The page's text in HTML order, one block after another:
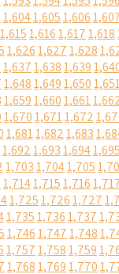
1,6041,6051,606
1,6151,6161,6171,618
1,6261,6271,628
1,6371,6381,639
1,6481,6491,650
1,6591,6601,661
1,6701,6711,672
1,6811,6821,683
1,6921,6931,6941,695
1,7031,7041,705
1,7141,7151,716
1,7251,7261,727
1,7351,7361,737
1,7461,7471,748
1,7571,7581,759
1,7681,7691,770